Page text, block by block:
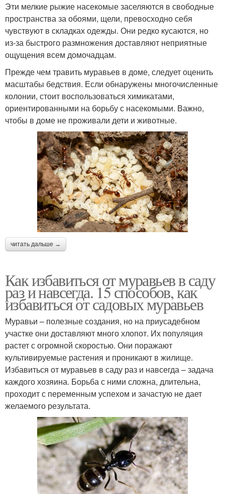
Эти мелкие рыжие насекомые заселяются в свободные
пространства за обоями, щели, превосходно себя
чувствуют в складках одежды. Они редко кусаются, но
из-за быстрого размножения доставляют неприятные
ощущения всем домочадцам.
Прежде чем травить муравьев в доме, следует оценить
масштабы бедствия. Если обнаружены многочисленные
колонии, стоит воспользоваться химикатами,
ориентированными на борьбу с насекомыми. Важно,
чтобы в доме не проживали дети и животные.
читать дальше →
Как избавиться от муравьев в саду
раз и навсегда. 15 способов, как
избавиться от садовых муравьев
Муравьи – полезные создания, но на приусадебном
участке они доставляют много хлопот. Их популяция
растет с огромной скоростью. Они поражают
культивируемые растения и проникают в жилище.
Избавиться от муравьев в саду раз и навсегда – задача
каждого хозяина. Борьба с ними сложна, длительна,
проходит с переменным успехом и зачастую не дает
желаемого результата.